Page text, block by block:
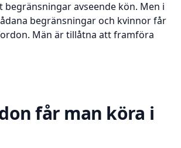
begränsningar avseende kön. Men i
begränsningar och kvinnor får
Män är tillåtna att framföra
får man köra i